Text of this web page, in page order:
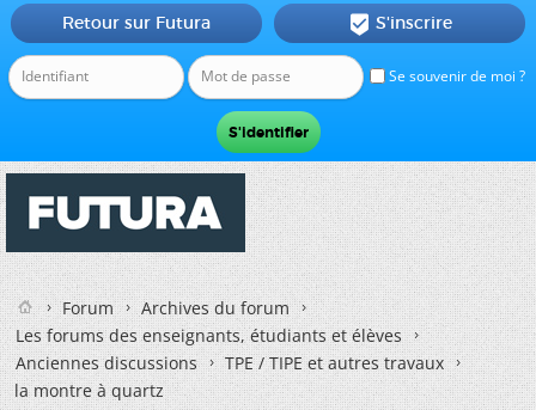
Se souvenir de moi ?
Retour sur Futura  S'inscrire
Forum
Archives du forum
Les forums des enseignants, étudiants et élèves
Anciennes discussions
TPE / TIPE et autres travaux
la montre à quartz